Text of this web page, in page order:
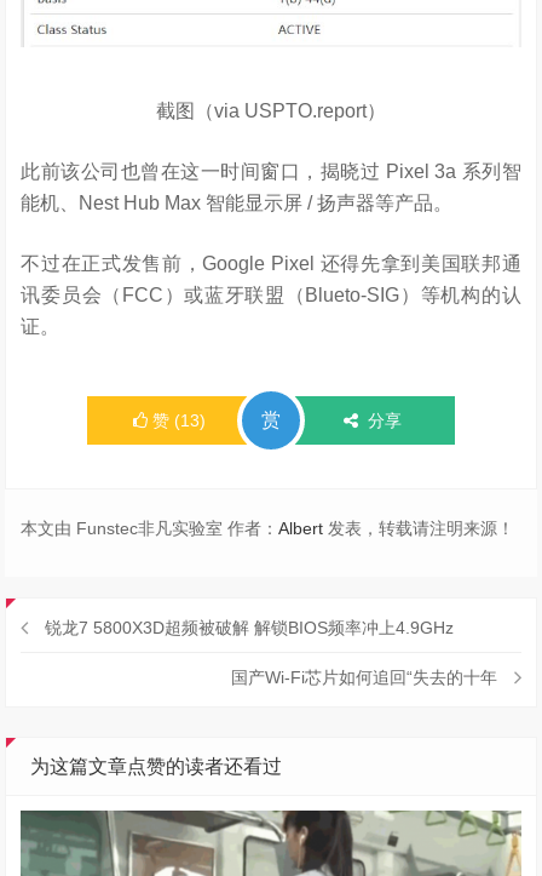
截图（via USPTO.report）
此前该公司也曾在这一时间窗口，揭晓过 Pixel 3a 系列智
能机、Nest Hub Max 智能显示屏 / 扬声器等产品。
不过在正式发售前，Google Pixel 还得先拿到美国联邦通
讯委员会（FCC）或蓝牙联盟（Blueto-SIG）等机构的认
证。
赞 (13) 赏 分享
本文由 Funstec非凡实验室 作者：Albert 发表，转载请注明来源！
锐龙7 5800X3D超频被破解 解锁BIOS频率冲上4.9GHz
国产Wi-Fi芯片如何追回“失去的十年
为这篇文章点赞的读者还看过